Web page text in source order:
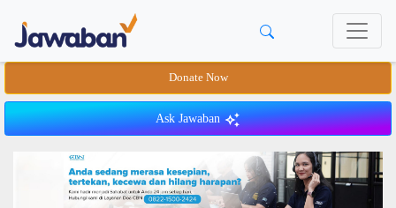
Donate Now
Ask Jawaban